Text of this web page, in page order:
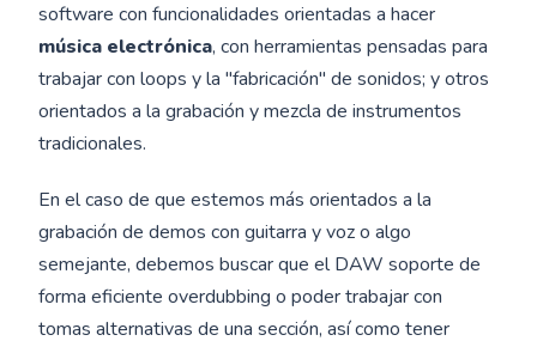
software con funcionalidades orientadas a hacer
música electrónica, con herramientas pensadas para
trabajar con loops y la "fabricación" de sonidos; y otros
orientados a la grabación y mezcla de instrumentos
tradicionales.
En el caso de que estemos más orientados a la
grabación de demos con guitarra y voz o algo
semejante, debemos buscar que el DAW soporte de
forma eficiente overdubbing o poder trabajar con
tomas alternativas de una sección, así como tener